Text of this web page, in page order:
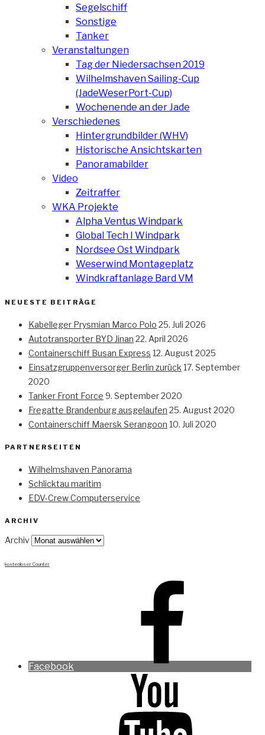
Segelschiff
Sonstige
Tanker
Veranstaltungen
Tag der Niedersachsen 2019
Wilhelmshaven Sailing-Cup
(JadeWeserPort-Cup)
Wochenende an der Jade
Verschiedenes
Hintergrundbilder (WHV)
Historische Ansichtskarten
Panoramabilder
Video
Zeitraffer
WKA Projekte
Alpha Ventus Windpark
Global Tech I Windpark
Nordsee Ost Windpark
Weserwind Montageplatz
Windkraftanlage Bard VM
NEUESTE BEITRÄGE
Kabelleger Prysmian Marco Polo 25. Juli 2026
Autotransporter BYD Jinan 22. April 2026
Containerschiff Busan Express 12. August 2025
Einsatzgruppenversorger Berlin zurück 17. September
2020
Tanker Front Force 9. September 2020
Fregatte Brandenburg ausgelaufen 25. August 2020
Containerschiff Maersk Serangoon 10. Juli 2020
PARTNERSEITEN
Wilhelmshaven Panorama
Schlicktau maritim
EDV-Crew Computerservice
ARCHIV
Archiv
kostenloser Counter
Facebook